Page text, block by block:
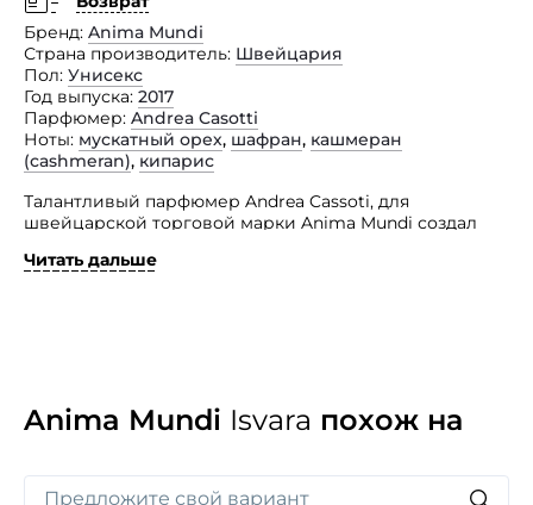
Бренд Anima Mundi
Страна производитель Швейцария
Пол Унисекс
Год выпуска 2017
Парфюмер Andrea Casotti
Ноты мускатный орех, шафран, кашмеран
(сashmeran), кипарис
Талантливый парфюмер Andrea Cassoti, для
швейцарской торговой марки Anima Mundi создал
воплощает божественную сущность, наполняющую
божественной силы.
Читать дальше
Anima Mundi Isvara похож на